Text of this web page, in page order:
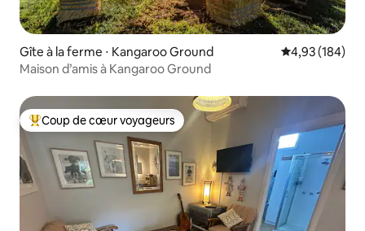
Gîte à la ferme ⋅ Kangaroo Ground Évaluation
4,93 (184)
Maison d’amis à Kangaroo Ground
Coups de cœur voyageurs les plus appréciés
Coup de cœur voyageurs